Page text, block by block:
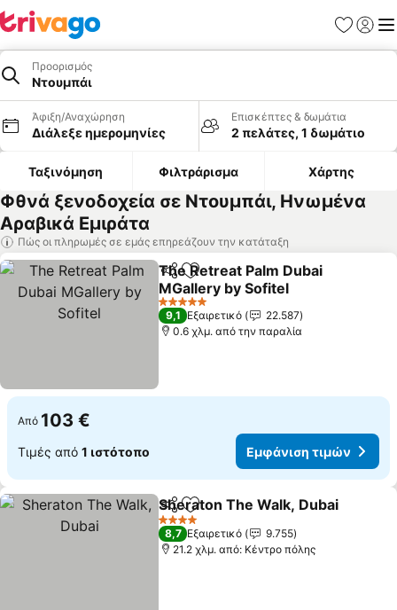
Προορισμός
Ντουμπάι
Άφιξη/Αναχώρηση
Διάλεξε ημερομηνίες
Επισκέπτες & δωμάτια
2 πελάτες, 1 δωμάτιο
Ταξινόμηση Φιλτράρισμα Χάρτης
Φθνά ξενοδοχεία σε Ντουμπάι, Ηνωμένα
Αραβικά Εμιράτα
Πώς οι πληρωμές σε εμάς επηρεάζουν την κατάταξη
Κοινοποίηση
Προσθήκη στα αγαπημένα
The Retreat Palm Dubai
MGallery by Sofitel
5 Αστέρια
9,1 Εξαιρετικό
22.587
0.6 χλμ. από την παραλία
Από 103 €
Τιμές από 1 ιστότοπο Εμφάνιση τιμών
Κοινοποίηση
Προσθήκη στα αγαπημένα
Sheraton The Walk, Dubai
4 Αστέρια
8,7 Εξαιρετικό
9.755
21.2 χλμ. από: Κέντρο πόλης